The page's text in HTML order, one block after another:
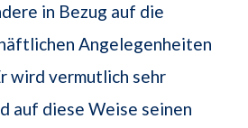
in Bezug auf die
Angelegenheiten
wird vermutlich sehr
auf diese Weise seinen